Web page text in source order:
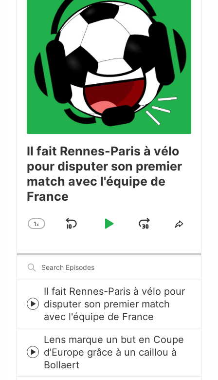
Il fait Rennes-Paris à vélo
pour disputer son premier
match avec l'équipe de
France
Change
1x
Skip
Play
JumpShare
Search
Episodes
Episode
play
icon
Il fait Rennes-Paris à vélo pour
disputer son premier match
avec l'équipe de France
Episode
play
icon
Lens marque un but en Coupe
d’Europe grâce à un caillou à
Bollaert